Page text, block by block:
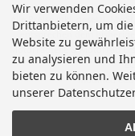
Alle Preise inkl. gesetzl.
entsprechen dem
Motorradteile & Motorrad
modified
Wir verwenden
Drittanbietern, um
Website zu
zu analysieren und
bieten zu können.
unserer